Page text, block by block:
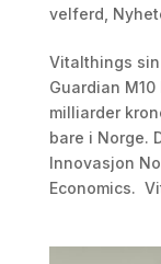
velferd,
Vitalthings
Guardian
milliarder
bare i Norge.
Innovasjon
Economics.